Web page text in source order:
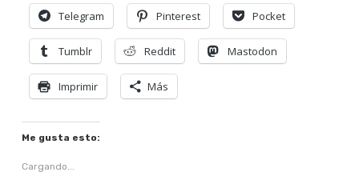
Telegram Pinterest Pocket
Tumblr Reddit Mastodon
Imprimir Más
Me gusta esto:
Cargando...